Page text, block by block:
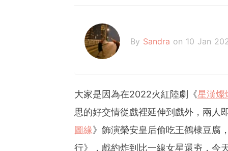
By Sandra on 10 Jan
大家是因為在2022火紅陸劇《星漢燦
思的好交情從戲裡延伸到戲外，兩人
圖緣》飾演榮安皇后偷吃王鶴棣豆腐
行》，戲約炸到比一線女星還夯，今